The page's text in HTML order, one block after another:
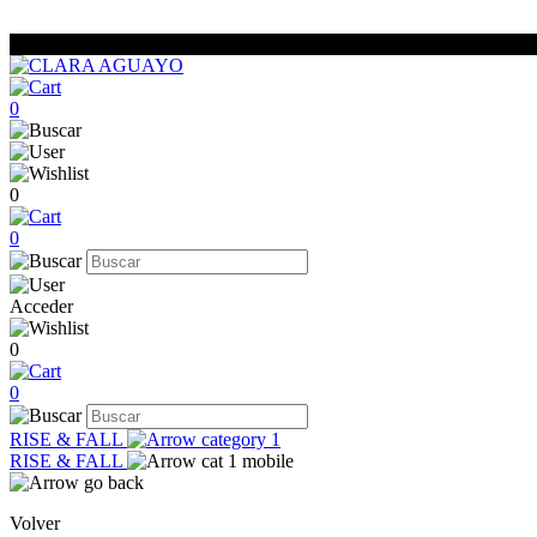
0
0
0
Acceder
0
0
RISE & FALL
RISE & FALL
Volver